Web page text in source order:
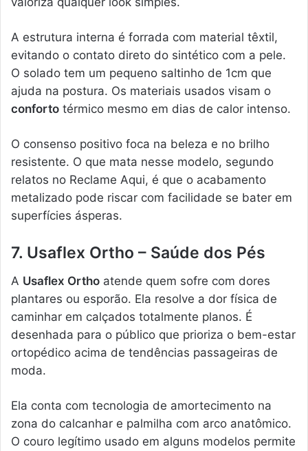
A estrutura interna é forrada com material têxtil,
evitando o contato direto do sintético com a pele.
O solado tem um pequeno saltinho de 1cm que
ajuda na postura. Os materiais usados visam o
conforto térmico mesmo em dias de calor intenso.
O consenso positivo foca na beleza e no brilho
resistente. O que mata nesse modelo, segundo
relatos no Reclame Aqui, é que o acabamento
metalizado pode riscar com facilidade se bater em
superfícies ásperas.
7. Usaflex Ortho – Saúde dos Pés
A Usaflex Ortho atende quem sofre com dores
plantares ou esporão. Ela resolve a dor física de
caminhar em calçados totalmente planos. É
desenhada para o público que prioriza o bem-estar
ortopédico acima de tendências passageiras de
moda.
Ela conta com tecnologia de amortecimento na
zona do calcanhar e palmilha com arco anatômico.
O couro legítimo usado em alguns modelos permite